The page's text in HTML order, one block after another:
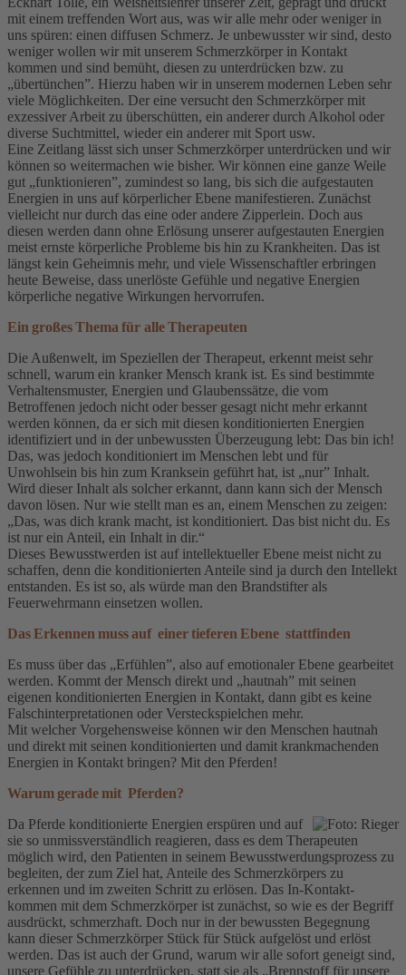
mit einem treffenden Wort aus, was wir alle mehr oder weniger in
uns spüren: einen diffusen Schmerz. Je unbewusster wir sind, desto
weniger wollen wir mit unserem Schmerzkörper in Kontakt
kommen und sind bemüht, diesen zu unterdrücken bzw. zu
„übertünchen”. Hierzu haben wir in unserem modernen Leben sehr
viele Möglichkeiten. Der eine versucht den Schmerzkörper mit
exzessiver Arbeit zu überschütten, ein anderer durch Alkohol oder
diverse Suchtmittel, wieder ein anderer mit Sport usw.
Eine Zeitlang lässt sich unser Schmerzkörper unterdrücken und wir
können so weitermachen wie bisher. Wir können eine ganze Weile
gut „funktionieren”, zumindest so lang, bis sich die aufgestauten
Energien in uns auf körperlicher Ebene manifestieren. Zunächst
vielleicht nur durch das eine oder andere Zipperlein. Doch aus
diesen werden dann ohne Erlösung unserer aufgestauten Energien
meist ernste körperliche Probleme bis hin zu Krankheiten. Das ist
längst kein Geheimnis mehr, und viele Wissenschaftler erbringen
heute Beweise, dass unerlöste Gefühle und negative Energien
körperliche negative Wirkungen hervorrufen.
Ein großes Thema für alle Therapeuten
Die Außenwelt, im Speziellen der Therapeut, erkennt meist sehr
schnell, warum ein kranker Mensch krank ist. Es sind bestimmte
Verhaltensmuster, Energien und Glaubenssätze, die vom
Betroffenen jedoch nicht oder besser gesagt nicht mehr erkannt
werden können, da er sich mit diesen konditionierten Energien
identifiziert und in der unbewussten Überzeugung lebt: Das bin ich!
Das, was jedoch konditioniert im Menschen lebt und für
Unwohlsein bis hin zum Kranksein geführt hat, ist „nur” Inhalt.
Wird dieser Inhalt als solcher erkannt, dann kann sich der Mensch
davon lösen. Nur wie stellt man es an, einem Menschen zu zeigen:
„Das, was dich krank macht, ist konditioniert. Das bist nicht du. Es
ist nur ein Anteil, ein Inhalt in dir.“
Dieses Bewusstwerden ist auf intellektueller Ebene meist nicht zu
schaffen, denn die konditionierten Anteile sind ja durch den Intellekt
entstanden. Es ist so, als würde man den Brandstifter als
Feuerwehrmann einsetzen wollen.
Das Erkennen muss auf einer tieferen Ebene stattfinden
Es muss über das „Erfühlen”, also auf emotionaler Ebene gearbeitet
werden. Kommt der Mensch direkt und „hautnah” mit seinen
eigenen konditionierten Energien in Kontakt, dann gibt es keine
Falschinterpretationen oder Versteckspielchen mehr.
Mit welcher Vorgehensweise können wir den Menschen hautnah
und direkt mit seinen konditionierten und damit krankmachenden
Energien in Kontakt bringen? Mit den Pferden!
Warum gerade mit Pferden?
Da Pferde konditionierte Energien erspüren und auf
sie so unmissverständlich reagieren, dass es dem Therapeuten
möglich wird, den Patienten in seinem Bewusstwerdungsprozess zu
begleiten, der zum Ziel hat, Anteile des Schmerzkörpers zu
erkennen und im zweiten Schritt zu erlösen. Das In-Kontakt-
kommen mit dem Schmerzkörper ist zunächst, so wie es der Begriff
ausdrückt, schmerzhaft. Doch nur in der bewussten Begegnung
kann dieser Schmerzkörper Stück für Stück aufgelöst und erlöst
werden. Das ist auch der Grund, warum wir alle sofort geneigt sind,
unsere Gefühle zu unterdrücken, statt sie als „Brennstoff für unsere